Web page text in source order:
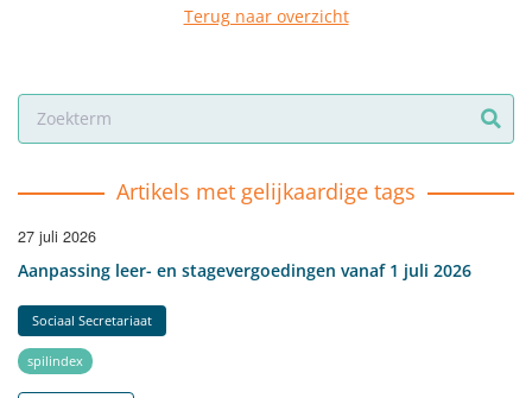
Terug naar overzicht
Artikels met gelijkaardige tags
27 juli 2026
Aanpassing leer- en stagevergoedingen vanaf 1 juli 2026
Sociaal Secretariaat
spilindex